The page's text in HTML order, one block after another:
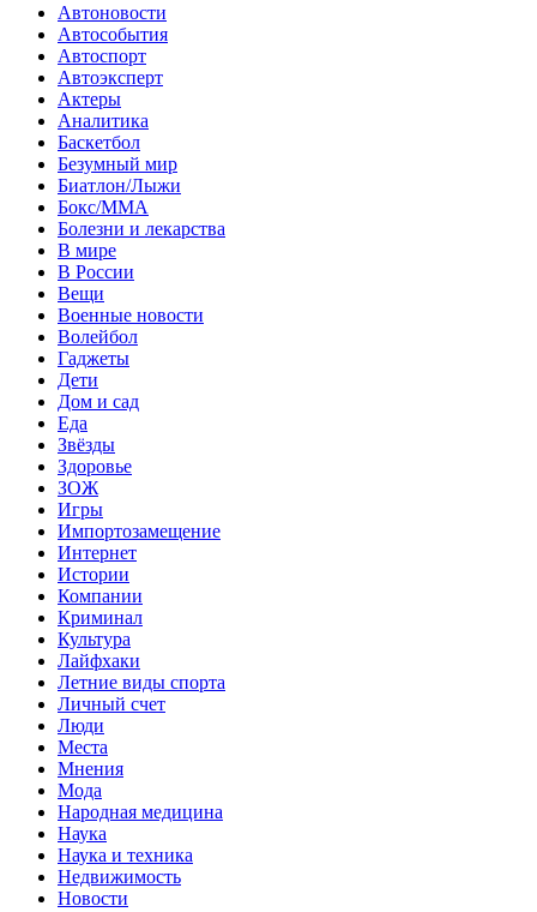
Автоновости
Автособытия
Автоспорт
Автоэксперт
Актеры
Аналитика
Баскетбол
Безумный мир
Биатлон/Лыжи
Бокс/MMA
Болезни и лекарства
В мире
В России
Вещи
Военные новости
Волейбол
Гаджеты
Дети
Дом и сад
Еда
Звёзды
Здоровье
ЗОЖ
Игры
Импортозамещение
Интернет
Истории
Компании
Криминал
Культура
Лайфхаки
Летние виды спорта
Личный счет
Люди
Места
Мнения
Мода
Народная медицина
Наука
Наука и техника
Недвижимость
Новости